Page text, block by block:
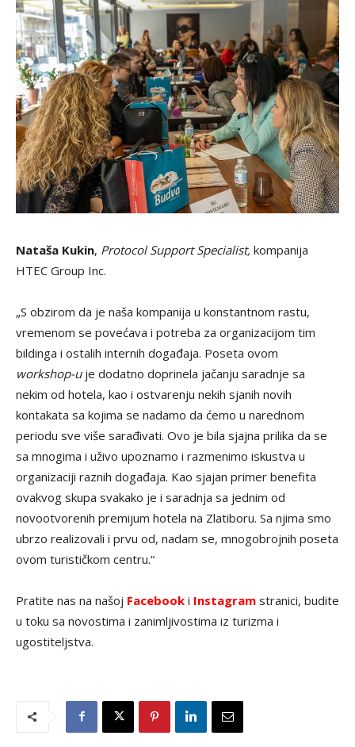
Nataša Kukin, Protocol Support Specialist, kompanija
HTEC Group Inc.
„S obzirom da je naša kompanija u konstantnom rastu,
vremenom se povećava i potreba za organizacijom tim
bildinga i ostalih internih događaja. Poseta ovom
workshop-uje dodatno doprinela jačanju saradnje sa
nekim od hotela, kao i ostvarenju nekih sjanih novih
kontakata sa kojima se nadamo da ćemo u narednom
periodu sve više sarađivati. Ovo je bila sjajna prilika da se
sa mnogima i uživo upoznamo i razmenimo iskustva u
organizaciji raznih događaja. Kao sjajan primer benefita
ovakvog skupa svakako je i saradnja sa jednim od
novootvorenih premijum hotela na Zlatiboru. Sa njima smo
ubrzo realizovali i prvu od, nadam se, mnogobrojnih poseta
ovom turističkom centru.“
Pratite nas na našoj Facebook i Instagram stranici, budite
u toku sa novostima i zanimljivostima iz turizma i
ugostiteljstva.